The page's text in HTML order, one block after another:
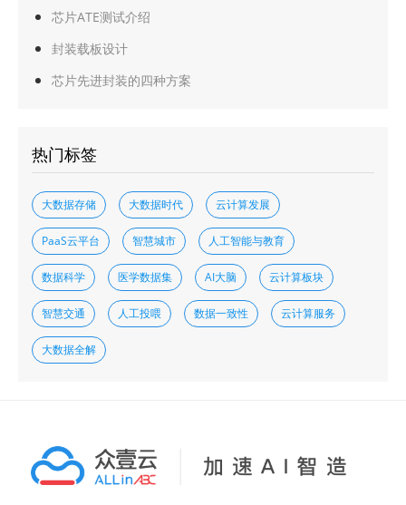
芯片ATE测试介绍
封装载板设计
芯片先进封装的四种方案
热门标签
大数据存储 大数据时代 云计算发展
PaaS云平台 智慧城市 人工智能与教育
数据科学 医学数据集 AI大脑 云计算板块
智慧交通 人工投喂 数据一致性 云计算服务
大数据全解